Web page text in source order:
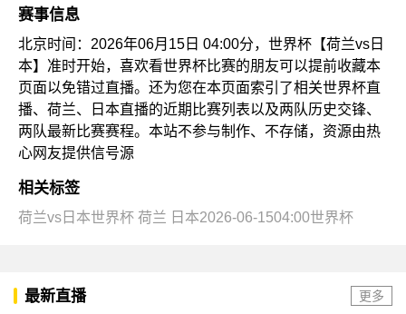
赛事信息
北京时间：2026年06月15日 04:00分，世界杯【荷兰vs日
本】准时开始，喜欢看世界杯比赛的朋友可以提前收藏本
页面以免错过直播。还为您在本页面索引了相关世界杯直
播、荷兰、日本直播的近期比赛列表以及两队历史交锋、
两队最新比赛赛程。本站不参与制作、不存储，资源由热
心网友提供信号源
相关标签
荷兰vs日本世界杯 荷兰 日本2026-06-1504:00世界杯
最新直播 更多